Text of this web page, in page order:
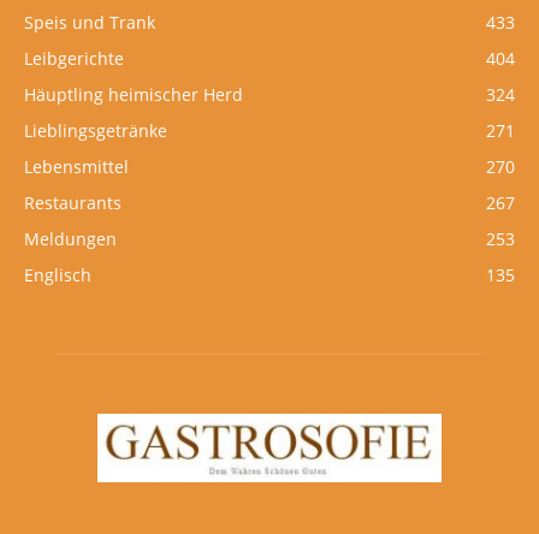
Speis und Trank
433
Leibgerichte
404
Häuptling heimischer Herd
324
Lieblingsgetränke
271
Lebensmittel
270
Restaurants
267
Meldungen
253
Englisch
135